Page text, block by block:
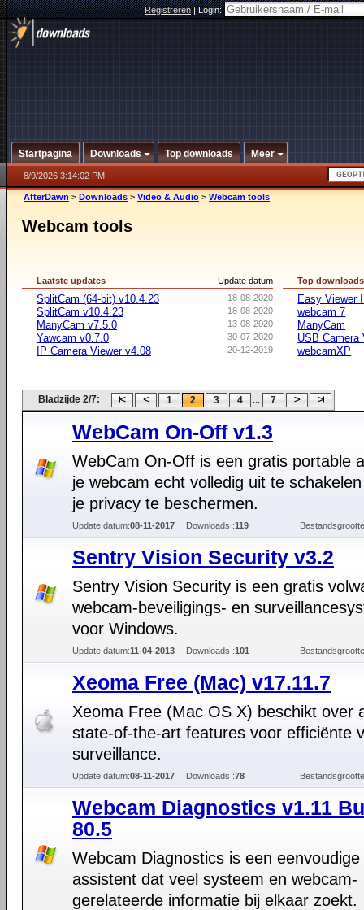
Registreren|Login:
Startpagina Downloads Top downloads Meer
8/9/2026 3:14:02 PM
AfterDawn > Downloads > Video & Audio > Webcam tools
Webcam tools
Update datum
Laatste updates
18-08-2020
SplitCam (64-bit) v10.4.23
18-08-2020
SplitCam v10.4.23
13-08-2020
ManyCam v7.5.0
30-07-2020
Yawcam v0.7.0
20-12-2019
IP Camera Viewer v4.08
Top downloads
Easy Viewer
webcam 7
ManyCam
USB Camera
webcamXP
Bladzijde 2/7: 1 2 3 4 ... 7
WebCam On-Off v1.3
WebCam On-Off is een gratis portable
je webcam echt volledig uit te
je privacy te beschermen.
Update datum:08-11-2017 Downloads :119
Sentry Vision Security v3.2
Sentry Vision Security is een gratis
webcam-beveiligings- en
voor Windows.
Update datum:11-04-2013 Downloads :101
Xeoma Free (Mac) v17.11.7
Xeoma Free (Mac OS X) beschikt over
state-of-the-art features voor efficiënte
surveillance.
Update datum:08-11-2017 Downloads :78
Webcam Diagnostics v1.11
80.5
Webcam Diagnostics is een eenvoudige
assistent dat veel systeem en webcam-
gerelateerde informatie bij elkaar zoekt.